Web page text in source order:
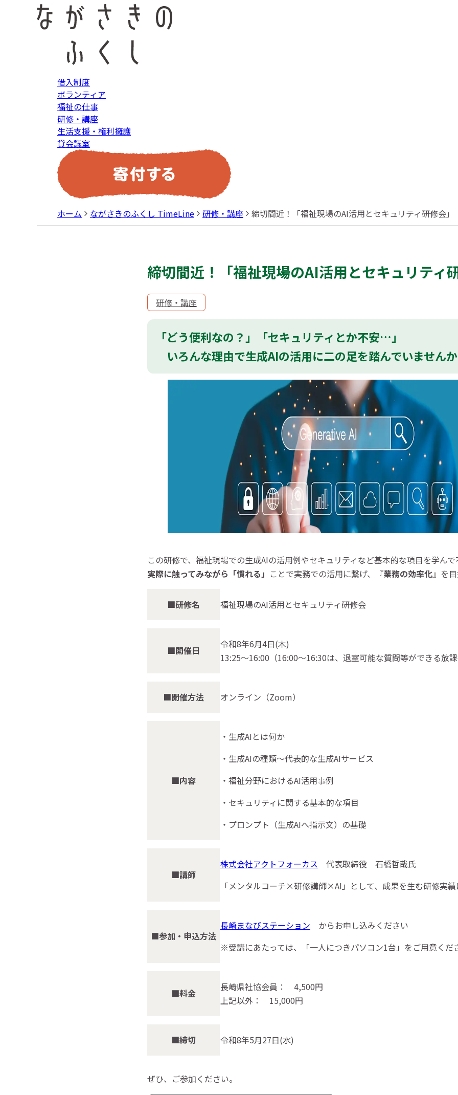
借入制度
ボランティア
福祉の仕事
研修・講座
生活支援・権利擁護
貸会議室
ホーム ながさきのふくし TimeLine 研修・講座 締切間近！「福祉現場のAI活用とセキュリティ研修会」
締切間近！「福祉現場のAI活用とセキュリティ
研修・講座
「どう便利なの？」「セキュリティとか不安…」
いろんな理由で生成AIの活用に二の足を踏んでいません
この研修で、福祉現場での生成AIの活用例やセキュリティなど基本的な項目を学ん
実際に触ってみながら「慣れる」 ことで実務での活用に繋げ、『業務の効率化』を
■研修名 福祉現場のAI活用とセキュリティ研修会
■開催日
令和8年6月4日(木)
13:25～16:00（16:00～16:30は、退室可能な質問等ができる放
■開催方法 オンライン（Zoom）
■内容
・生成AIとは何か
・生成AIの種類～代表的な生成AIサービス
・福祉分野におけるAI活用事例
・セキュリティに関する基本的な項目
・プロンプト（生成AIへ指示文）の基礎
■講師
株式会社アクトフォーカス 代表取締役 石橋哲哉氏
「メンタルコーチ×研修講師×AI」として、成果を生む研修実
■参加・申込方法
長崎まなびステーション からお申し込みください
※受講にあたっては、「一人につきパソコン1台」をご用意くだ
■料金
長崎県社協会員： 4,500円
上記以外： 15,000円
■締切 令和8年5月27日(水)
ぜひ、ご参加ください。